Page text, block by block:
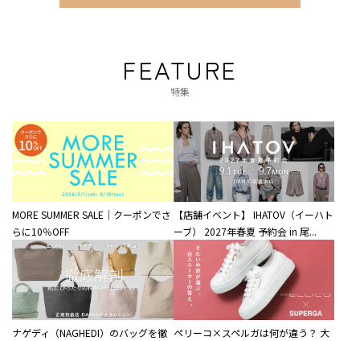
FEATURE
特集
MORE SUMMER SALE｜クーポンでさ
らに10％OFF
【店舗イベント】 IHATOV（イーハト
ーブ） 2027年春夏 予約会 in 尾...
ナゲディ（NAGHEDI）のバッグを徹 ペリーコ×スペルガは何が違う？ 大